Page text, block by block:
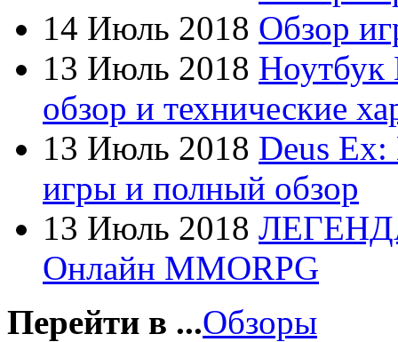
Firtech
Flyper
Foxconn
Fujitsu
G-cube
Gelezka(4)
Gembird
Gemix
14 Июль 2018 Обзор
13 Июль 2018 Ноутбук
обзор и технические
13 Июль 2018 Deus
игры и полный обзор
13 Июль 2018
Онлайн MMORPG
Перейти в ...Обзоры